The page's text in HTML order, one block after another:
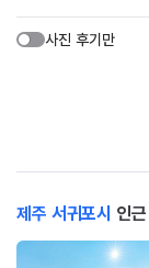
사진 후기만
제주 서귀포시 인